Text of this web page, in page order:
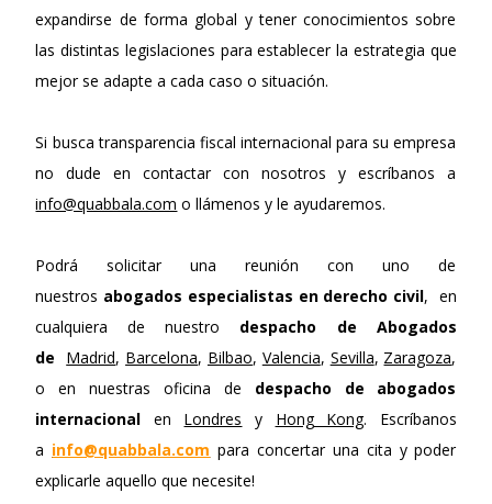
expandirse de forma global y tener conocimientos sobre
las distintas legislaciones para establecer la estrategia que
mejor se adapte a cada caso o situación.
Si busca transparencia fiscal internacional para su empresa
no dude en contactar con nosotros y escríbanos a
info@quabbala.com o llámenos y le ayudaremos.
Podrá solicitar una reunión con uno de
nuestros abogados especialistas en derecho civil, en
cualquiera de nuestro despacho de Abogados
de
Madrid, Barcelona, Bilbao, Valencia, Sevilla, Zaragoza,
o en nuestras oficina de despacho de abogados
internacional en Londres y Hong Kong. Escríbanos
a info@quabbala.com para concertar una cita y poder
explicarle aquello que necesite!